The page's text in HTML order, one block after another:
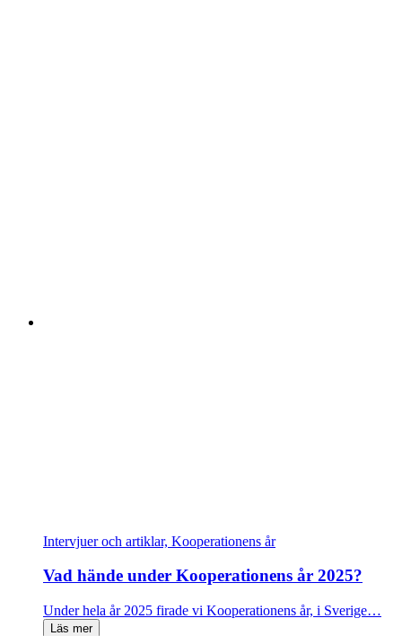
Intervjuer och artiklar, Kooperationens år
Vad hände under Kooperationens år 2025?
Under hela år 2025 firade vi Kooperationens år, i Sverige…
Läs mer